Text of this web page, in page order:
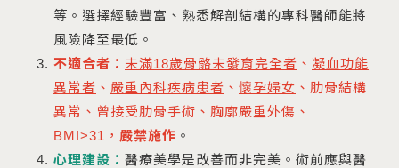
等。選擇經驗豐富、熟悉解剖結構的專科醫師能將
風險降至最低。
不適合者： 未滿18歲骨骼未發育完全者 、 凝血功能
異常者 、 嚴重內科疾病患者 、 懷孕婦女 、肋骨結構
異常、曾接受肋骨手術、胸廓嚴重外傷、
BMI>31， 嚴禁施作 。
心理建設： 醫療美學是改善而非完美。術前應與醫